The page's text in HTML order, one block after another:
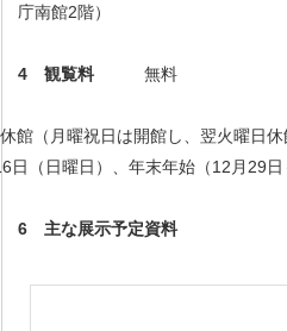
庁南館2階）
4 観覧料無料
（月曜祝日は開館し、翌火曜日休
）、年末年始（12月29日～1
6 主な展示予定資料